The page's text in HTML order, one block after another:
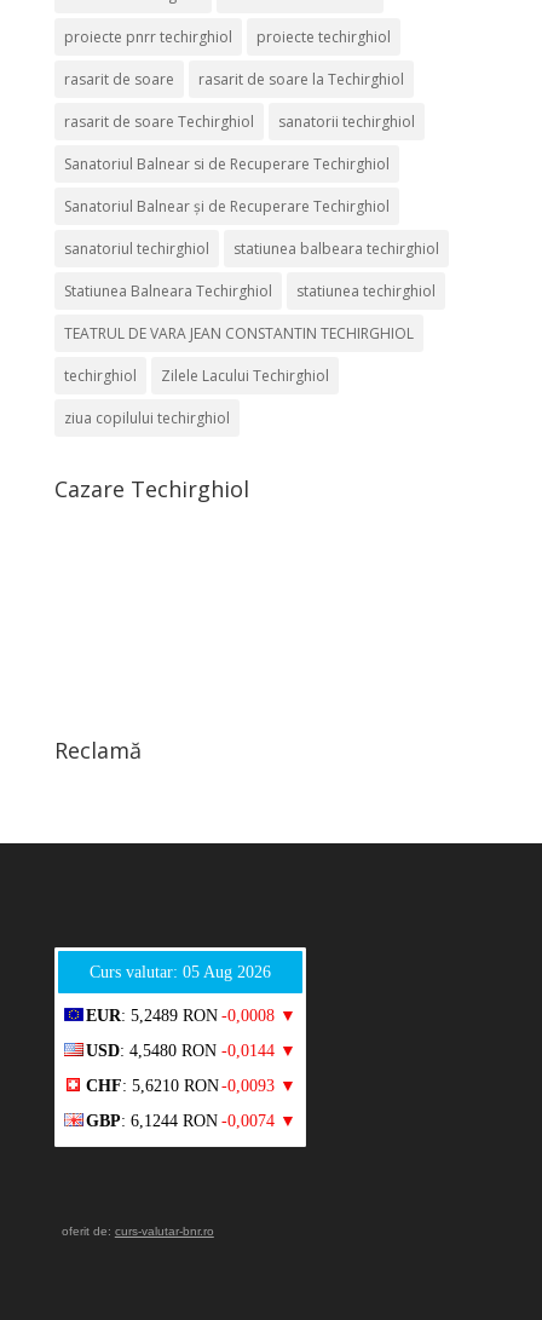
proiecte pnrr techirghiol proiecte techirghiol
rasarit de soare rasarit de soare la Techirghiol
rasarit de soare Techirghiol sanatorii techirghiol
Sanatoriul Balnear si de Recuperare Techirghiol
Sanatoriul Balnear și de Recuperare Techirghiol
sanatoriul techirghiol statiunea balbeara techirghiol
Statiunea Balneara Techirghiol statiunea techirghiol
TEATRUL DE VARA JEAN CONSTANTIN TECHIRGHIOL
techirghiol Zilele Lacului Techirghiol
ziua copilului techirghiol
Cazare Techirghiol
Reclamă
Curs valutar: 05 Aug 2026
EUR: 5,2489 RON -0,0008 ▼
USD: 4,5480 RON -0,0144 ▼
CHF: 5,6210 RON-0,0093 ▼
GBP: 6,1244 RON -0,0074 ▼
oferit de: curs-valutar-bnr.ro